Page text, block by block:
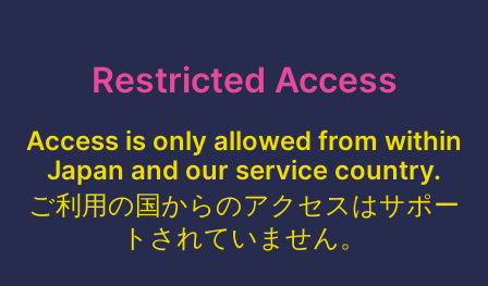
Restricted Access
Access is only allowed from within
Japan and our service country.
ご利用の国からのアクセスはサポー
トされていません。